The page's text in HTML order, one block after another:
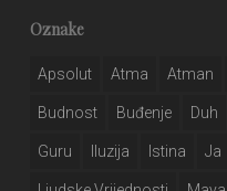
Oznake
Apsolut Atma Atman
Budnost Buđenje Duh
Guru Iluzija Istina Ja